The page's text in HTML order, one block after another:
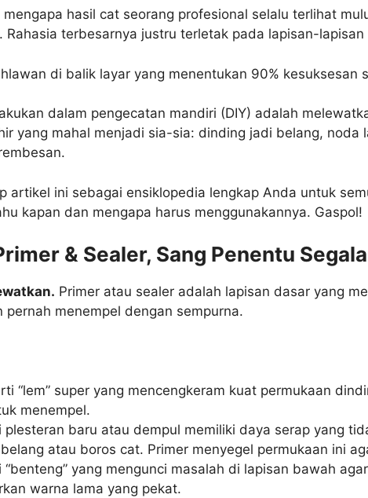
hasil cat seorang profesional selalu terlihat
terbesarnya justru terletak pada lapisan-lapisan
di balik layar yang menentukan 90% kesuksesan
dalam pengecatan mandiri (DIY) adalah
yang mahal menjadi sia-sia: dinding jadi belang,
artikel ini sebagai ensiklopedia lengkap Anda untuk
kapan dan mengapa harus menggunakannya. Gaspol!
& Sealer, Sang Penentu
Primer atau sealer adalah lapisan dasar yang
menempel dengan sempurna.
“lem” super yang mencengkeram kuat permukaan
menempel.
plesteran baru atau dempul memiliki daya serap yang
atau boros cat. Primer menyegel permukaan ini
yang mengunci masalah di lapisan bawah
warna lama yang pekat.